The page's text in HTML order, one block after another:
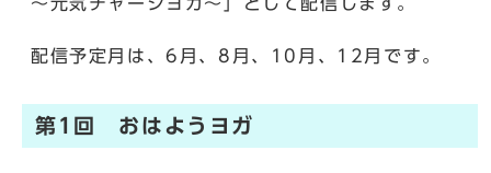
配信予定月は、6月、8月、10月、12月です。
第1回 おはようヨガ